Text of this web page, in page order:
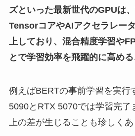
ズといった最新世代のGPUは
TensorコアやAIアクセラレー
上しており、混合精度学習や
とで学習効率を飛躍的に高める
例えばBERTの事前学習を実行
5090とRTX 5070では学習完了
上の差が生じることも珍しくあ